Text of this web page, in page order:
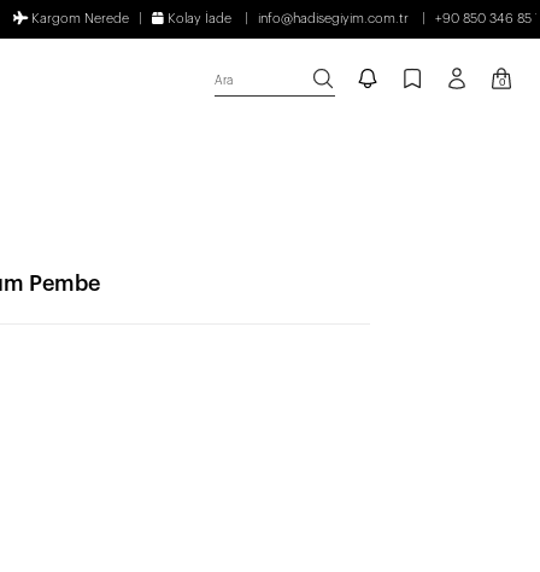
Kargom Nerede Kolay İade info@hadisegiyim.com.tr +90 850 346 85
Ara 0
Pembe